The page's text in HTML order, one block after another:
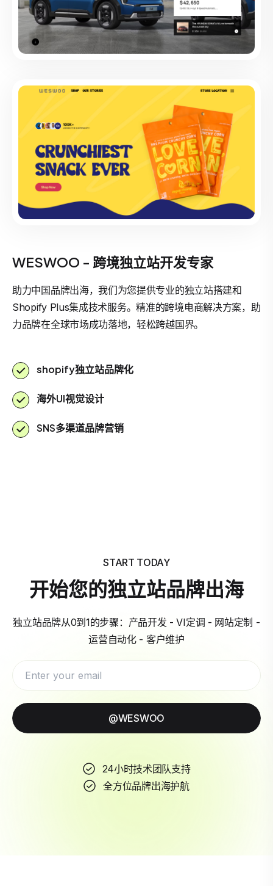
WESWOO - 跨境独立站开发专家
助力中国品牌出海，我们为您提供专业的独立站搭建和
Shopify Plus集成技术服务。精准的跨境电商解决方案，助
力品牌在全球市场成功落地，轻松跨越国界。
shopify独立站品牌化
海外UI视觉设计
SNS多渠道品牌营销
START TODAY
开始您的独立站品牌出海
独立站品牌从0到1的步骤：产品开发 - VI定调 - 网站定制 -
运营自动化 - 客户维护
@WESWOO
24小时技术团队支持
全方位品牌出海护航